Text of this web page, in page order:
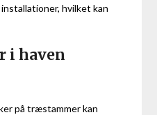
hvilket kan
i haven
på træstammer kan